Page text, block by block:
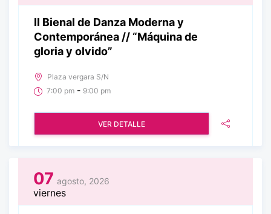
II Bienal de Danza Moderna y
Contemporánea // “Máquina de
gloria y olvido”
Plaza vergara S/N
7:00 pm - 9:00 pm
VER DETALLE
07 agosto, 2026
viernes